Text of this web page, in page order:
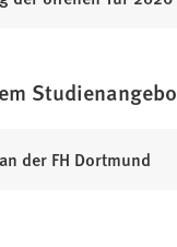
der FH Dortmund